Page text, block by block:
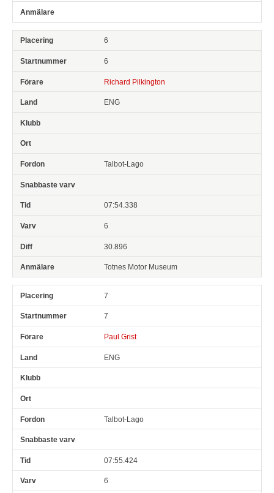
6
6
Richard Pilkington
ENG
Talbot-Lago
07:54.338
6
30.896
Totnes Motor Museum
7
7
Paul Grist
ENG
Talbot-Lago
07:55.424
6